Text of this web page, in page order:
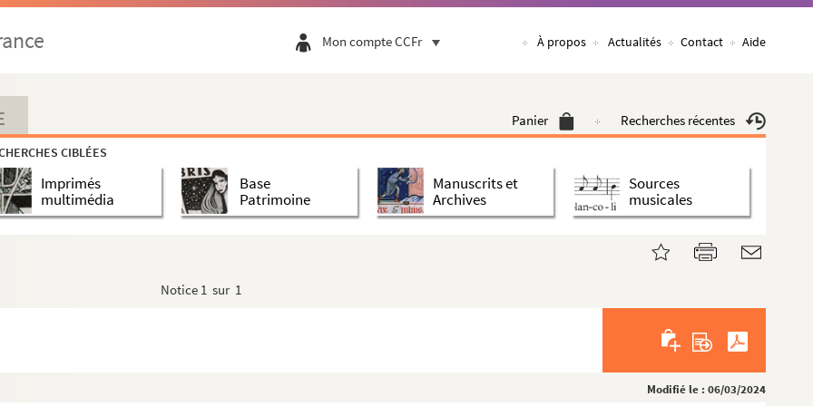
Mon compte CCFr À propos Actualités Contact Aide
Panier Recherches récentes
CIBLÉES
Imprimés
multimédia
Base
Patrimoine
Manuscrits et
Archives
Sources
musicales
Notice 1 sur 1
Modifié le : 06/03/2024